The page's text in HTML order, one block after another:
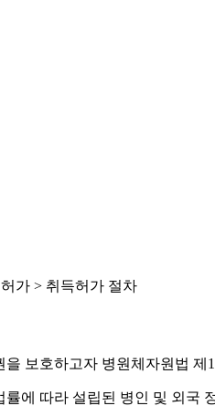
가 > 취득허가 절차
보호하고자 병원체자원법
에 따라 설립된 병인 및 외국